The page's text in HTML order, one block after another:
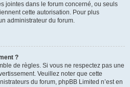
jointes dans le forum concerné, ou seuls
cette autorisation. Pour plus
administrateur du forum.
?
de règles. Si vous ne respectez pas une
Veuillez noter que cette
du forum, phpBB Limited n’est en